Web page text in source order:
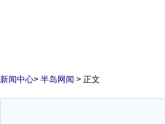
新闻中心> 半岛网闻 > 正文